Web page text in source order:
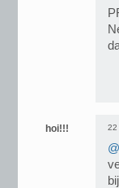
hoi!!! 22